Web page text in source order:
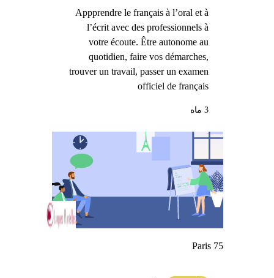
Appprendre le français à l’oral et à
l’écrit avec des professionnels à
votre écoute. Être autonome au
quotidien, faire vos démarches,
trouver un travail, passer un examen
officiel de français
3 ماه
Paris 75